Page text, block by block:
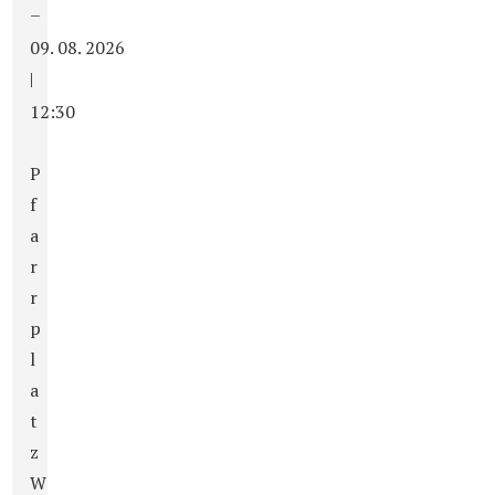
–
09. 08. 2026
|
12:30
P
f
a
r
r
p
l
a
t
z
W